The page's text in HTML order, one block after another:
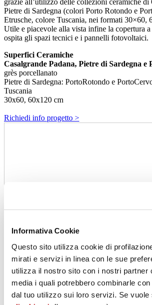
Informativa Cookie
Questo sito utilizza cookie di
mirati e servizi in linea con le sue
utilizza il nostro sito con i nostri
media i quali potrebbero combinarle
dal tuo utilizzo sui loro servizi. Se
grazie all’utilizzo delle collezioni ceramiche di
Pietre di Sardegna (colori Porto Rotondo e
Etrusche, colore Tuscania, nei formati 30×60,
Utile e piacevole alla vista infine la copertura a
ospita gli spazi tecnici e i pannelli fotovoltaici.
Superfici Ceramiche
Casalgrande Padana, Pietre di Sardegna e
grès porcellanato
Pietre di Sardegna: PortoRotondo e
Tuscania
30x60, 60x120 cm
Richiedi info progetto >